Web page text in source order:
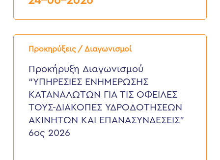
Προκηρύξεις / Διαγωνισμοί
Προκήρυξη
Διαγωνισμού
ΕΝΗΜΕΡΩΣΗΣ
ΚΑΤΑΝΑΛΩΤΩΝ
ΟΦΕΙΛΕΣ
ΤΟΥΣ-
ΔΙΑΚΟΠΕΣ
ΑΚΙΝΗΤΩΝ
Προκήρυξη Διαγωνισμού
“ΥΠΗΡΕΣΙΕΣ ΕΝΗΜΕΡΩΣΗΣ
ΚΑΤΑΝΑΛΩΤΩΝ ΓΙΑ ΤΙΣ ΟΦΕΙΛΕΣ
ΤΟΥΣ-ΔΙΑΚΟΠΕΣ ΥΔΡΟΔΟΤΗΣΕΩΝ
ΑΚΙΝΗΤΩΝ ΚΑΙ ΕΠΑΝΑΣΥΝΔΕΣΕΙΣ”
6ος 2026